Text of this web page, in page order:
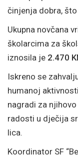
činjenja dobra,
Ukupna novčana
školarcima za
iznosila je 2.470
Iskreno se
humanoj
nagradi za
radosti u dječija
lica.
Koordinator SF